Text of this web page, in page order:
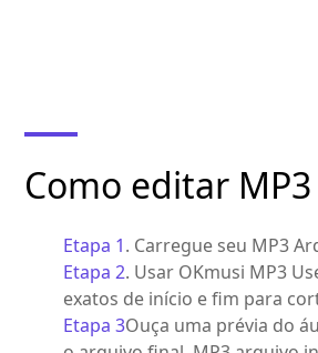
Como editar
Etapa 1. Carregue seu MP3
Etapa 2. Usar OKmusi MP3
exatos de início e fim para
Etapa 3Ouça uma prévia do